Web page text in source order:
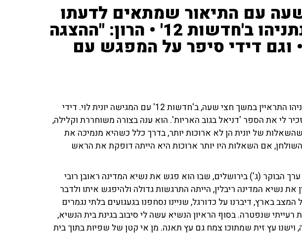
עם התיאור שמתאים לדעתו
לריאיון שקיים נתניהו ב'חדשות 12' • הרון: "ההצגה
וגם דידי סיפר על המפגש עם
אמש (ב') ראש הממשלה בנימין נתניהו התראיין במשך חצי שעה, ב'חדשות 12' עם המגישה יונית לוי. דידי
לי את הספר 'דניאל בגוב האריות'. הוא ענה בצורה משוחררת וקלילה,
שהשאלות של יונית הן לא ארוכות יותר, בדרך כלל כשהיא מנמיכה את
אם השאלות היו יותר ארוכות היא הייתה דופקת את הראש
הבוקר (ג') בירושלים, שבו הוא פגש את נשיא המדינה ראובן רובי
את נשיא המדינה ריבלין, הייתה התרגשות גדולה ולהיפגש איתו ולדבר
בארץ, דיברנו על כדורגל, שניינו נסחפנו בגעגועים בלתי נגמרים
רעייתי שנפטרה. בסוף הראיון הנשיא עשה לי סיבוב בגינת בית הנשיא,
עץ זית שמתוכו צמח גם עץ תאנה. מן אי קטן של שפיות בתוך בית